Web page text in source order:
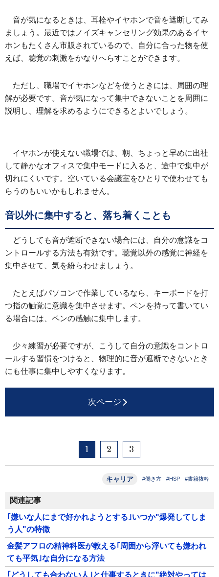
音が気になるときは、耳栓やイヤホンで音を遮断してみ
ましょう。最近ではノイズキャンセリング効果のあるイヤ
ホンもたくさん市販されているので、自分に合った物を使
えば、聴覚の刺激をかなりへらすことができます。
ただし、職場でイヤホンなどを使うときには、周囲の理
解が必要です。音が気になって集中できないことを周囲に
説明し、理解を求めるようにできるとよいでしょう。
イヤホンが使えない職場では、朝、ちょっと早めに出社
して静かなオフィスで集中モードに入ると、途中で集中が
切れにくいです。空いている会議室をひとりで使わせても
らうのもいいかもしれません。
音以外に集中すると、落ち着くことも
どうしても音が遮断できない場合には、自分の意識をコ
ントロールする方法も有効です。聴覚以外の感覚に神経を
集中させて、気を紛らわせましょう。
たとえばパソコンで作業しているなら、キーボードを打
つ指の触覚に意識を集中させます。ペンを持って書いてい
る場合には、ペンの感触に集中します。
少々練習が必要ですが、こうして自分の意識をコントロ
ールする習慣をつけると、物理的に音が遮断できないとき
にも仕事に集中しやすくなります。
次ページ
1 2 3
キャリア #働き方 #HSP #書籍抜粋
関連記事
｢嫌いな人にまで好かれようとする｣いつか"爆発してしま
う人"の特徴
金髪アフロの精神科医が教える｢周囲から浮いても嫌われ
ても平気｣な自分になる方法
｢どうしても合わない人｣と仕事するときに"絶対やっては